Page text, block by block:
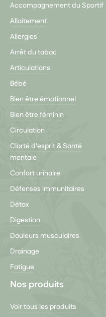
Accompagnement du Sportif
Allaitement
Allergies
Arrêt du tabac
Articulations
Bébé
Bien être émotionnel
Bien être féminin
Circulation
Clarté d'esprit & Santé
mentale
Confort urinaire
Défenses immunitaires
Détox
Digestion
Douleurs musculaires
Drainage
Fatigue
Nos produits
Voir tous les produits